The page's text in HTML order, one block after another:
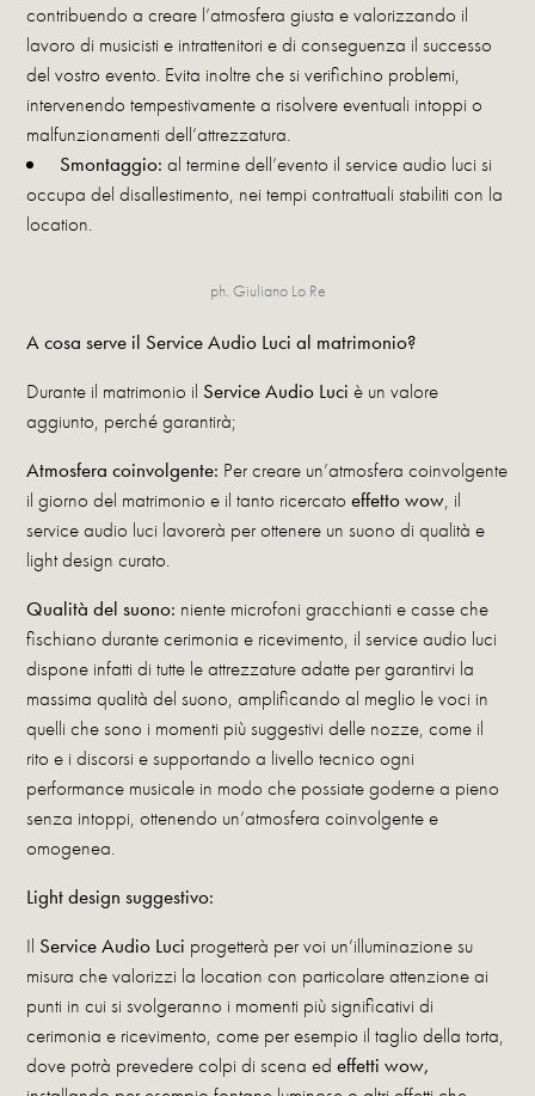
contribuendo a creare l’atmosfera giusta e valorizzando il
lavoro di musicisti e intrattenitori e di conseguenza il successo
del vostro evento. Evita inoltre che si verifichino problemi,
intervenendo tempestivamente a risolvere eventuali intoppi o
malfunzionamenti dell’attrezzatura.
Smontaggio: al termine dell’evento il service audio luci si
occupa del disallestimento, nei tempi contrattuali stabiliti con la
location.
ph. Giuliano Lo Re
A cosa serve il Service Audio Luci al matrimonio?
Durante il matrimonio il Service Audio Luci è un valore
aggiunto, perché garantirà;
Atmosfera coinvolgente: Per creare un’atmosfera coinvolgente
il giorno del matrimonio e il tanto ricercatoeffetto wow, il
service audio luci lavorerà per ottenere un suono di qualità e
light design curato.
Qualità del suono: niente microfoni gracchianti e casse che
fischiano durante cerimonia e ricevimento, il service audio luci
dispone infatti di tutte le attrezzature adatte per garantirvi la
massima qualità del suono, amplificando al meglio le voci in
quelli che sono i momenti più suggestivi delle nozze, come il
rito e i discorsi e supportando a livello tecnico ogni
performance musicale in modo che possiate goderne a pieno
senza intoppi, ottenendo un’atmosfera coinvolgente e
omogenea.
Light design suggestivo:
Il Service Audio Luci progetterà per voi un’illuminazione su
misura che valorizzi la location con particolare attenzione ai
punti in cui si svolgeranno i momenti più significativi di
cerimonia e ricevimento, come per esempio il taglio della torta,
dove potrà prevedere colpi di scena edeffetti wow,